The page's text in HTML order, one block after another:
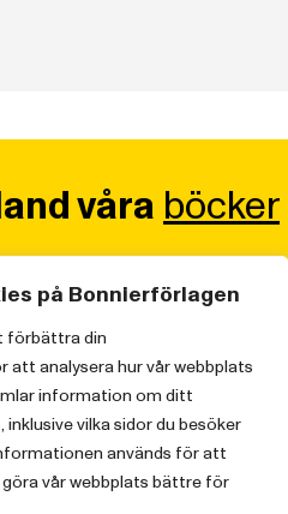
på Bonnierförlagen
förbättra din
att analysera hur vår webbplats
information om ditt
vilka sidor du besöker
används för att
vår webbplats bättre för
våra böcker
och att sprida